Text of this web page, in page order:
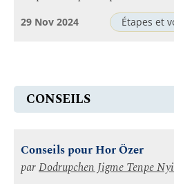
Étapes et
29 Nov 2024
CONSEILS
Conseils pour Hor Özer
parDodrupchen Jigme Tenpe